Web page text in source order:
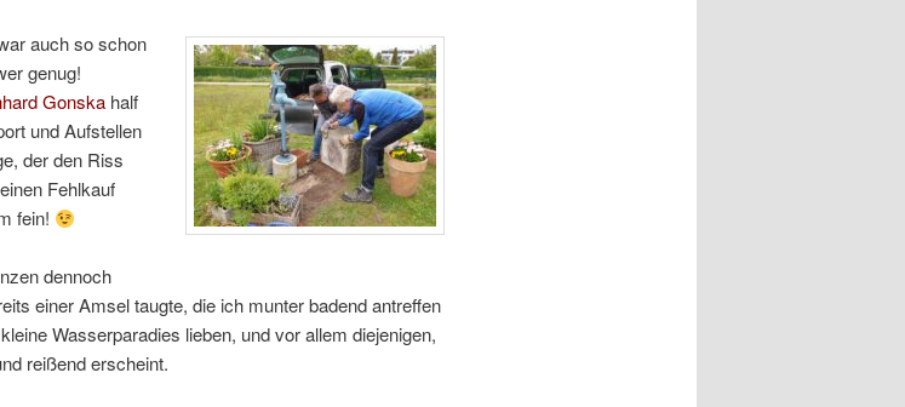
auch so schon
genug!
Gonska half
und Aufstellen
der den Riss
Fehlkauf
fein!
dennoch
einer Amsel taugte, die ich munter badend antreffen
Wasserparadies lieben, und vor allem diejenigen,
reißend erscheint.